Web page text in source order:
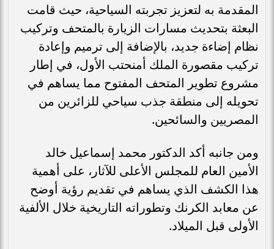
المقدمة به لتعزيز تجربته السياحية، حيث قامت
البعثة بتحديث مسارات الزيارة بالمتحف وتركيب
نظام إضاءة جديد، بالإضافة إلى ترميم وإعادة
تركيب مقصورة الملك أمنحتب الأول، في إطار
مشروع تطوير المتحف المفتوح مما يساهم في
تحويله إلى منطقة جذب سياحي للزائرين من
المصريين والسائحين.
ومن جانبه أكد الدكتور محمد إسماعيل خالد
الأمين العام للمجلس الأعلى للآثار، على أهمية
هذا الكشف الذي يساهم في تقديم رؤية أوضح
عن معابد الكرنك وتطوراته التاريخية خلال الألفية
الأولى قبل الميلاد.